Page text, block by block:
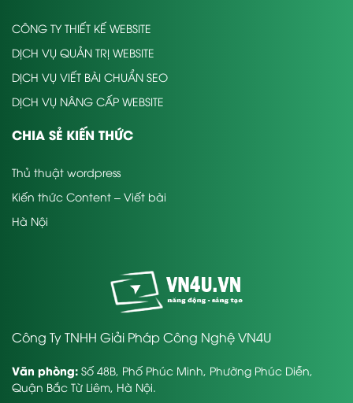
CÔNG TY THIẾT KẾ WEBSITE
DỊCH VỤ QUẢN TRỊ WEBSITE
DỊCH VỤ VIẾT BÀI CHUẨN SEO
DỊCH VỤ NÂNG CẤP WEBSITE
CHIA SẺ KIẾN THỨC
Thủ thuật wordpress
Kiến thức Content – Viết bài
Hà Nội
Công Ty TNHH Giải Pháp Công Nghệ VN4U
Văn phòng: Số 48B, Phố Phúc Minh, Phường Phúc Diễn,
Quận Bắc Từ Liêm, Hà Nội.